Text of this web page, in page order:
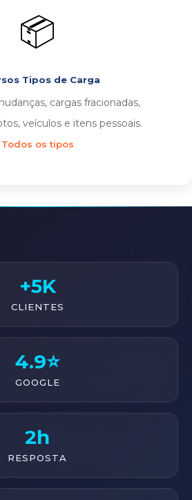
📦
Tipos de Carga
cargas fracionadas,
veículos e itens pessoais.
Todos os tipos
+5K
CLIENTES
4.9⭐
GOOGLE
2h
RESPOSTA